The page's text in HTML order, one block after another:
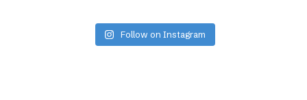
Follow on Instagram